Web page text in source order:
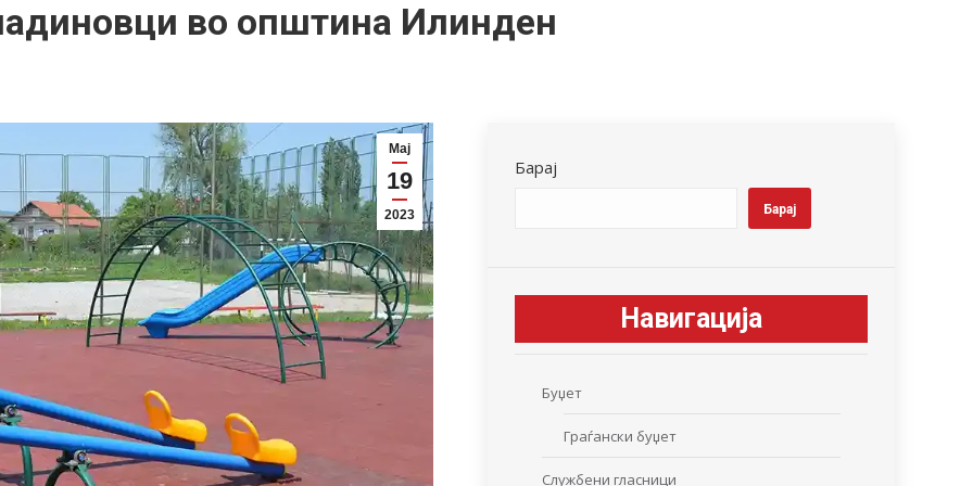
во општина Илинден
Мај
19
2023
Барај
Барај
Навигација
Буџет
Граѓански буџет
Службени гласници